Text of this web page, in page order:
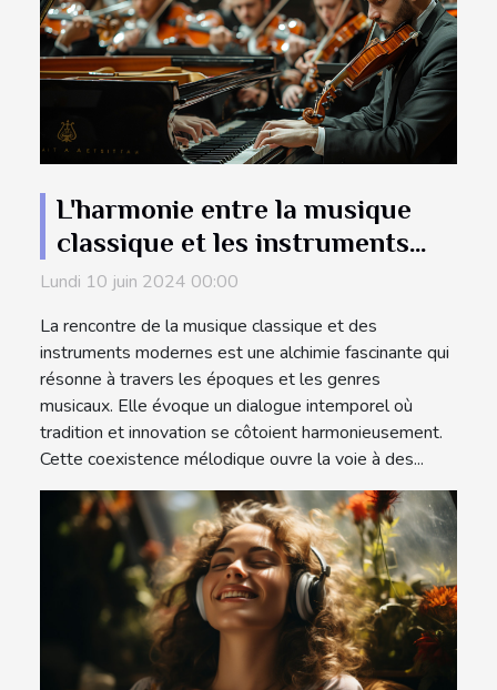
L'harmonie entre la musique
classique et les instruments
modernes
Lundi 10 juin 2024 00:00
La rencontre de la musique classique et des
instruments modernes est une alchimie fascinante qui
résonne à travers les époques et les genres
musicaux. Elle évoque un dialogue intemporel où
tradition et innovation se côtoient harmonieusement.
Cette coexistence mélodique ouvre la voie à des...